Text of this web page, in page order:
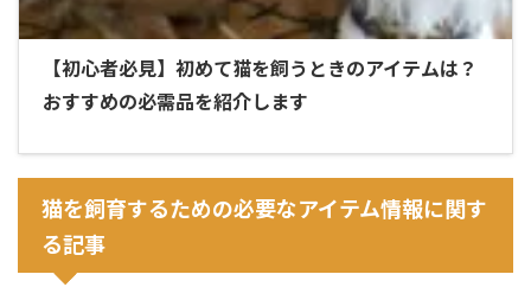
【初心者必見】初めて猫を飼うときのアイテムは？
おすすめの必需品を紹介します
猫を飼育するための必要なアイテム情報に関す
る記事